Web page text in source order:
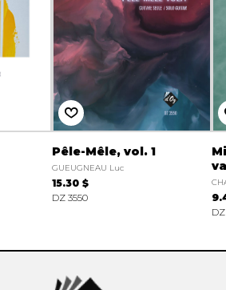
Pêle-Mêle, vol. 1
GUEUGNEAU Luc
15.30 $
DZ 3550